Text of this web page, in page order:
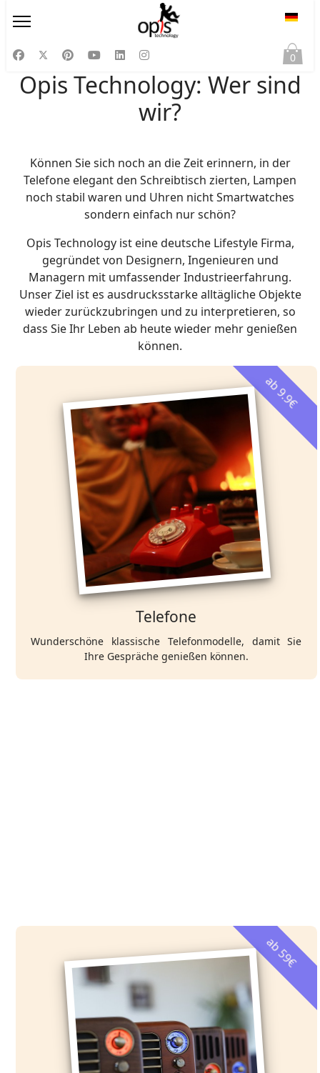
0
Opis Technology: Wer sind
wir?
Können Sie sich noch an die Zeit erinnern, in der
Telefone elegant den Schreibtisch zierten, Lampen
noch stabil waren und Uhren nicht Smartwatches
sondern einfach nur schön?
Opis Technology ist eine deutsche Lifestyle Firma,
gegründet von Designern, Ingenieuren und
Managern mit umfassender Industrieerfahrung.
Unser Ziel ist es ausdrucksstarke alltägliche Objekte
wieder zurückzubringen und zu interpretieren, so
dass Sie Ihr Leben ab heute wieder mehr genießen
können.
ab 9.9€
Telefone
Wunderschöne klassische Telefonmodelle, damit Sie
Ihre Gespräche genießen können.
ab 59€